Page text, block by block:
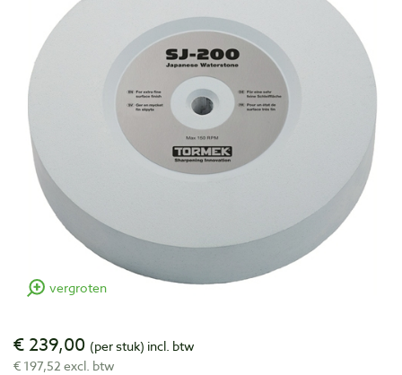
vergroten
€ 239,00 (per stuk) incl. btw
€ 197,52 excl. btw